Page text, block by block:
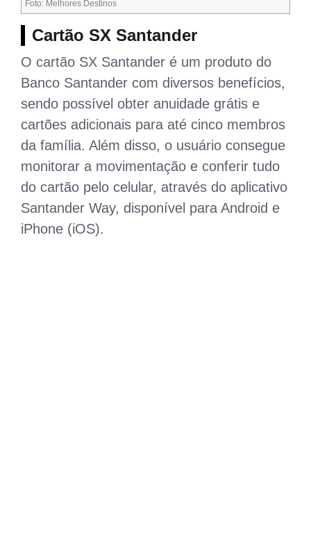
Foto: Melhores Destinos
Cartão SX Santander
O cartão SX Santander é um produto do
Banco Santander com diversos benefícios,
sendo possível obter anuidade grátis e
cartões adicionais para até cinco membros
da família. Além disso, o usuário consegue
monitorar a movimentação e conferir tudo
do cartão pelo celular, através do aplicativo
Santander Way, disponível para Android e
iPhone (iOS).